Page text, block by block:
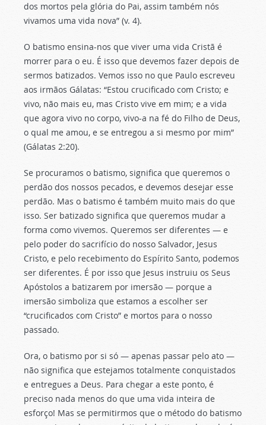
dos mortos pela glória do Pai, assim também nós
vivamos uma vida nova” (v. 4).
O batismo ensina-nos que viver uma vida Cristã é
morrer para o eu. É isso que devemos fazer depois de
sermos batizados. Vemos isso no que Paulo escreveu
aos irmãos Gálatas: “Estou crucificado com Cristo; e
vivo, não mais eu, mas Cristo vive em mim; e a vida
que agora vivo no corpo, vivo-a na fé do Filho de Deus,
o qual me amou, e se entregou a si mesmo por mim”
(Gálatas 2:20).
Se procuramos o batismo, significa que queremos o
perdão dos nossos pecados, e devemos desejar esse
perdão. Mas o batismo é também muito mais do que
isso. Ser batizado significa que queremos mudar a
forma como vivemos. Queremos ser diferentes — e
pelo poder do sacrifício do nosso Salvador, Jesus
Cristo, e pelo recebimento do Espírito Santo, podemos
ser diferentes. É por isso que Jesus instruiu os Seus
Apóstolos a batizarem por imersão — porque a
imersão simboliza que estamos a escolher ser
“crucificados com Cristo” e mortos para o nosso
passado.
Ora, o batismo por si só — apenas passar pelo ato —
não significa que estejamos totalmente conquistados
e entregues a Deus. Para chegar a este ponto, é
preciso nada menos do que uma vida inteira de
esforço! Mas se permitirmos que o método do batismo